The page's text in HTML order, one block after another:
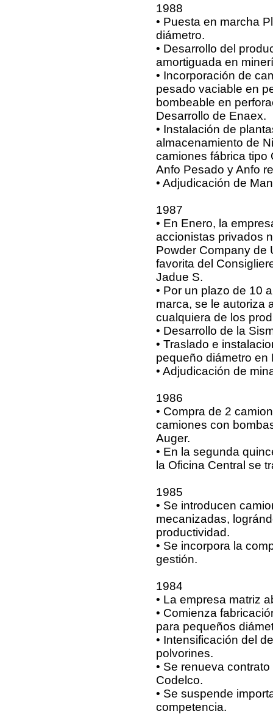
1988
• Puesta en marcha
diámetro.
• Desarrollo del
amortiguada en
• Incorporación de
pesado vaciable en
bombeable en
Desarrollo de Enaex.
• Instalación de
almacenamiento de
camiones fábrica tipo
Anfo Pesado y Anfo
• Adjudicación de
1987
• En Enero, la
accionistas privados
Powder Company de
favorita del
Jadue S.
• Por un plazo de 10
marca, se le autoriza
cualquiera de los
• Desarrollo de la
• Traslado e
pequeño diámetro en
• Adjudicación de
1986
• Compra de 2
camiones con
Auger.
• En la segunda
la Oficina Central se
1985
• Se introducen
mecanizadas,
productividad.
• Se incorpora la
gestión.
1984
• La empresa matriz
• Comienza
para pequeños
• Intensificación del
polvorines.
• Se renueva
Codelco.
• Se suspende
competencia.